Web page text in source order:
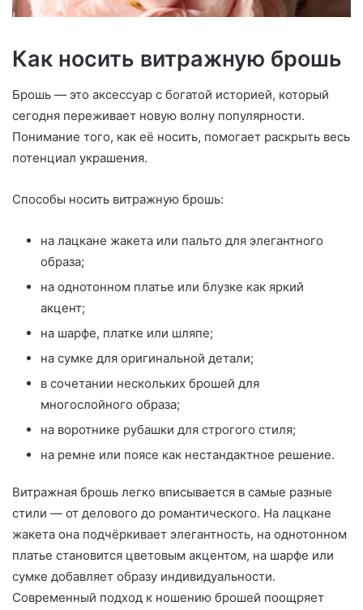
Как носить витражную брошь
Брошь — это аксессуар с богатой историей, который
сегодня переживает новую волну популярности.
Понимание того, как её носить, помогает раскрыть весь
потенциал украшения.
Способы носить витражную брошь:
на лацкане жакета или пальто для элегантного
образа;
на однотонном платье или блузке как яркий
акцент;
на шарфе, платке или шляпе;
на сумке для оригинальной детали;
в сочетании нескольких брошей для
многослойного образа;
на воротнике рубашки для строгого стиля;
на ремне или поясе как нестандактное решение.
Витражная брошь легко вписывается в самые разные
стили — от делового до романтического. На лацкане
жакета она подчёркивает элегантность, на однотонном
платье становится цветовым акцентом, на шарфе или
сумке добавляет образу индивидуальности.
Современный подход к ношению брошей поощряет